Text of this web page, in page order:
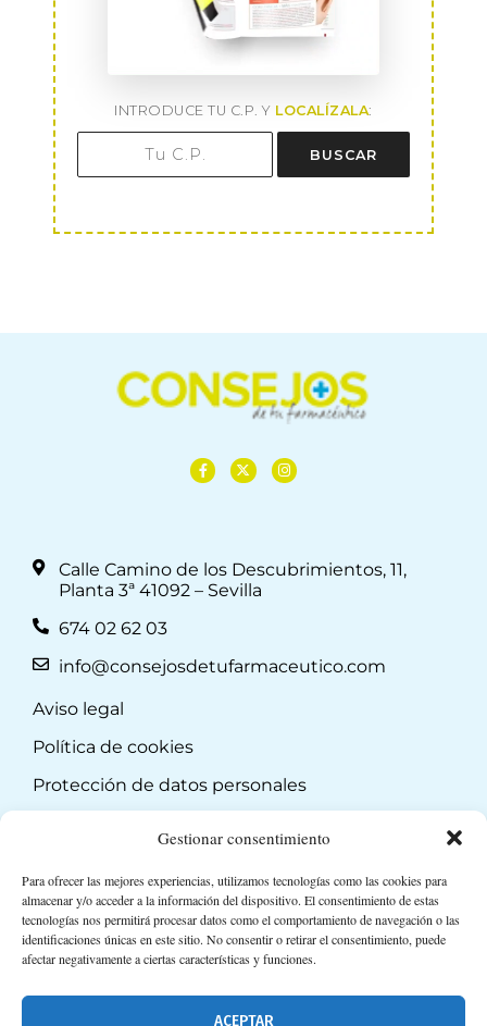
Gestionar consentimiento
Para ofrecer las mejores experiencias, utilizamos tecnologías como las cookies para
almacenar y/o acceder a la información del dispositivo. El consentimiento de estas
tecnologías nos permitirá procesar datos como el comportamiento de navegación o las
identificaciones únicas en este sitio. No consentir o retirar el consentimiento, puede
afectar negativamente a ciertas características y funciones.
ACEPTAR
INTRODUCE TU C.P. Y LOCALÍZALA:
BUSCAR
Calle Camino de los Descubrimientos, 11,
Planta 3ª 41092 – Sevilla
674 02 62 03
info@consejosdetufarmaceutico.com
Aviso legal
Política de cookies
Protección de datos personales